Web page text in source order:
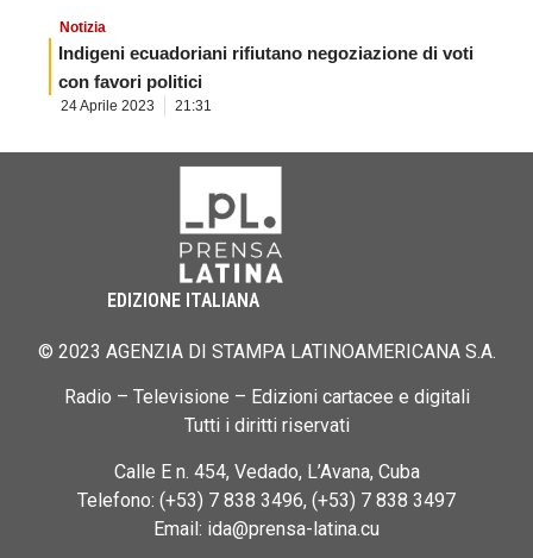
Notizia
Indigeni ecuadoriani rifiutano negoziazione di voti
con favori politici
24 Aprile 2023 21:31
EDIZIONE ITALIANA
© 2023 AGENZIA DI STAMPA LATINOAMERICANA S.A.
Radio – Televisione – Edizioni cartacee e digitali
Tutti i diritti riservati
Calle E n. 454, Vedado, L’Avana, Cuba
Telefono: (+53) 7 838 3496, (+53) 7 838 3497
Email: ida@prensa-latina.cu